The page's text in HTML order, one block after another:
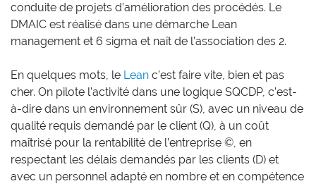
conduite de projets d’amélioration des procédés. Le
DMAIC est réalisé dans une démarche Lean
management et 6 sigma et naît de l’association des 2.
En quelques mots, le Lean c’est faire vite, bien et pas
cher. On pilote l’activité dans une logique SQCDP, c’est-
à-dire dans un environnement sûr (S), avec un niveau de
qualité requis demandé par le client (Q), à un coût
maîtrisé pour la rentabilité de l’entreprise ©, en
respectant les délais demandés par les clients (D) et
avec un personnel adapté en nombre et en compétence